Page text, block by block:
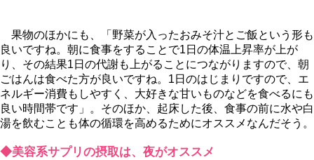
果物のほかにも、「野菜が入ったおみそ汁とご飯という形も
良いですね。朝に食事をすることで1日の体温上昇率が上が
り、その結果1日の代謝も上がることにつながりますので、朝
ごはんは食べた方が良いですね。1日のはじまりですので、エ
ネルギー消費もしやすく、大好きな甘いものなどを食べるにも
良い時間帯です」。そのほか、起床した後、食事の前に水や白
湯を飲むことも体の循環を高めるためにオススメなんだそう。
◆美容系サプリの摂取は、夜がオススメ